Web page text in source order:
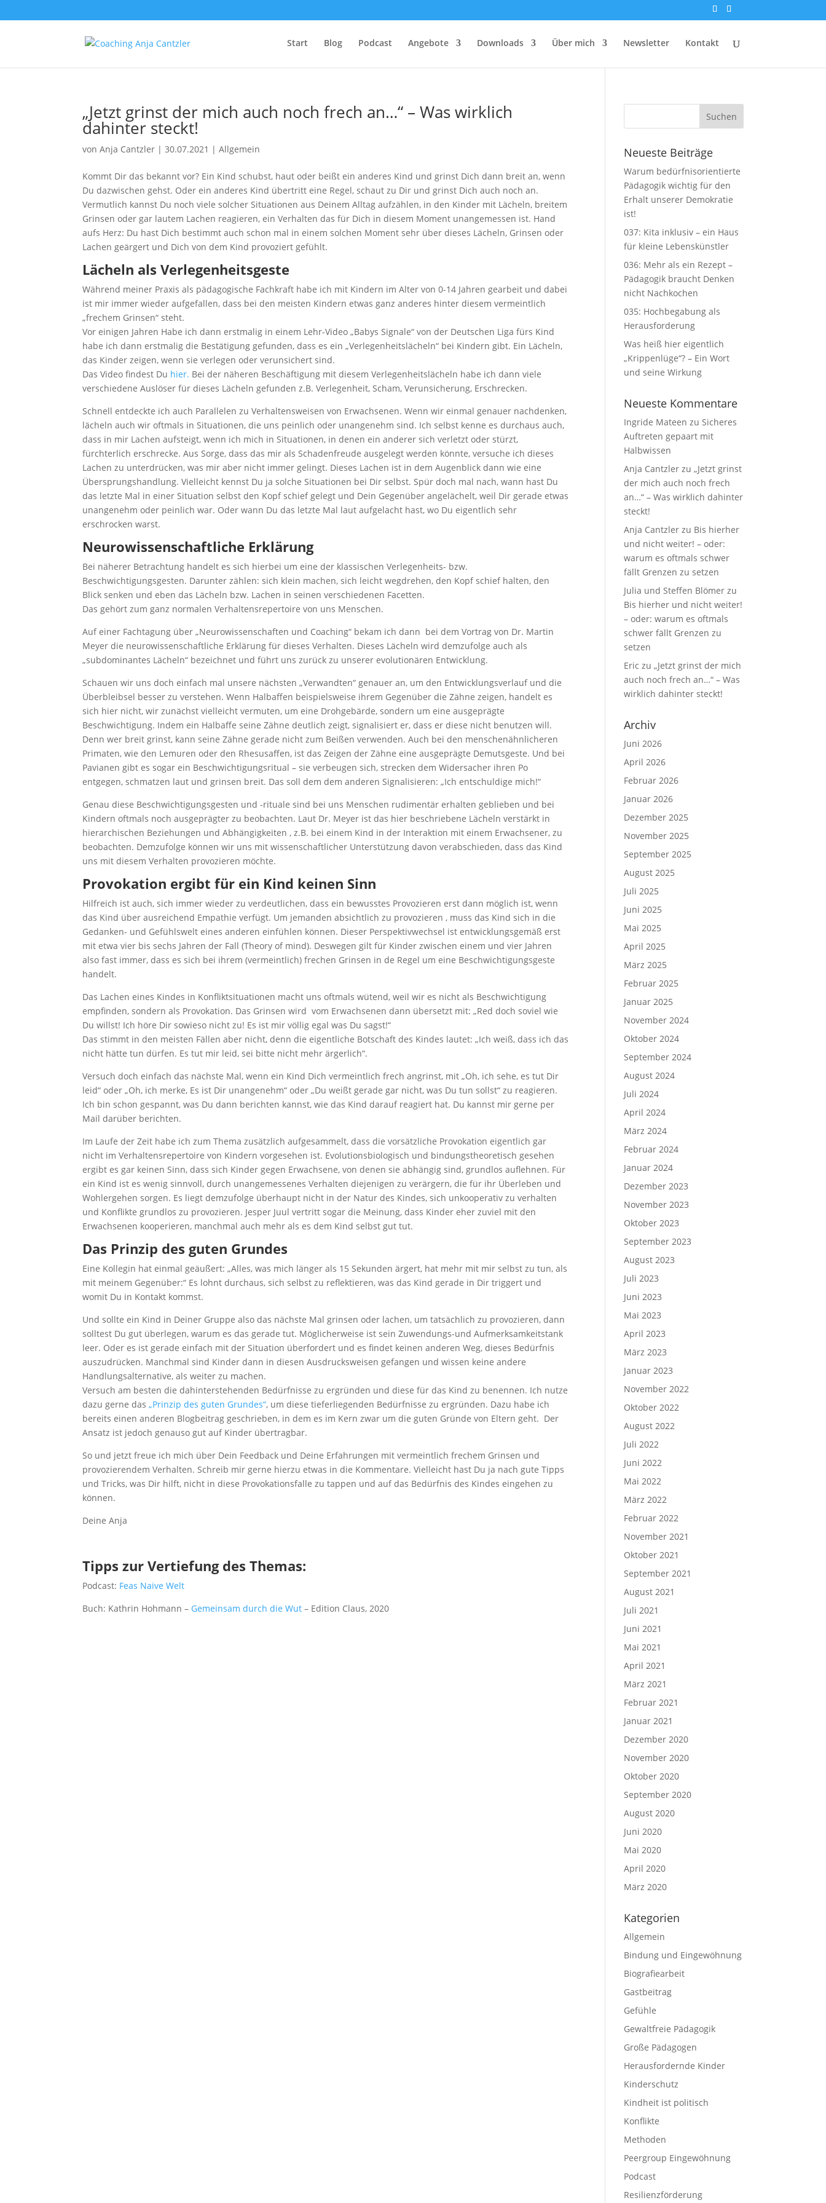
Start Blog Podcast Angebote Downloads Über mich Newsletter Kontakt
„Jetzt grinst der mich auch noch frech an…“ – Was wirklich
dahinter steckt!
vonAnja Cantzler |30.07.2021 |Allgemein
Kommt Dir das bekannt vor? Ein Kind schubst, haut oder beißt ein anderes Kind und grinst Dich dann breit an, wenn
Du dazwischen gehst. Oder ein anderes Kind übertritt eine Regel, schaut zu Dir und grinst Dich auch noch an.
Vermutlich kannst Du noch viele solcher Situationen aus Deinem Alltag aufzählen, in den Kinder mit Lächeln, breitem
Grinsen oder gar lautem Lachen reagieren, ein Verhalten das für Dich in diesem Moment unangemessen ist. Hand
aufs Herz: Du hast Dich bestimmt auch schon mal in einem solchen Moment sehr über dieses Lächeln, Grinsen oder
Lachen geärgert und Dich von dem Kind provoziert gefühlt.
Lächeln als Verlegenheitsgeste
Während meiner Praxis als pädagogische Fachkraft habe ich mit Kindern im Alter von 0-14 Jahren gearbeit und dabei
ist mir immer wieder aufgefallen, dass bei den meisten Kindern etwas ganz anderes hinter diesem vermeintlich
„frechem Grinsen“ steht.
Vor einigen Jahren Habe ich dann erstmalig in einem Lehr-Video „Babys Signale“ von der Deutschen Liga fürs Kind
habe ich dann erstmalig die Bestätigung gefunden, dass es ein „Verlegenheitslächeln“ bei Kindern gibt. Ein Lächeln,
das Kinder zeigen, wenn sie verlegen oder verunsichert sind.
Das Video findest Du hier. Bei der näheren Beschäftigung mit diesem Verlegenheitslächeln habe ich dann viele
verschiedene Auslöser für dieses Lächeln gefunden z.B. Verlegenheit, Scham, Verunsicherung, Erschrecken.
Schnell entdeckte ich auch Parallelen zu Verhaltensweisen von Erwachsenen. Wenn wir einmal genauer nachdenken,
lächeln auch wir oftmals in Situationen, die uns peinlich oder unangenehm sind. Ich selbst kenne es durchaus auch,
dass in mir Lachen aufsteigt, wenn ich mich in Situationen, in denen ein anderer sich verletzt oder stürzt,
fürchterlich erschrecke. Aus Sorge, dass das mir als Schadenfreude ausgelegt werden könnte, versuche ich dieses
Lachen zu unterdrücken, was mir aber nicht immer gelingt. Dieses Lachen ist in dem Augenblick dann wie eine
Übersprungshandlung. Vielleicht kennst Du ja solche Situationen bei Dir selbst. Spür doch mal nach, wann hast Du
das letzte Mal in einer Situation selbst den Kopf schief gelegt und Dein Gegenüber angelächelt, weil Dir gerade etwas
unangenehm oder peinlich war. Oder wann Du das letzte Mal laut aufgelacht hast, wo Du eigentlich sehr
erschrocken warst.
Neurowissenschaftliche Erklärung
Bei näherer Betrachtung handelt es sich hierbei um eine der klassischen Verlegenheits- bzw.
Beschwichtigungsgesten. Darunter zählen: sich klein machen, sich leicht wegdrehen, den Kopf schief halten, den
Blick senken und eben das Lächeln bzw. Lachen in seinen verschiedenen Facetten.
Das gehört zum ganz normalen Verhaltensrepertoire von uns Menschen.
Auf einer Fachtagung über „Neurowissenschaften und Coaching“ bekam ich dann bei dem Vortrag von Dr. Martin
Meyer die neurowissenschaftliche Erklärung für dieses Verhalten. Dieses Lächeln wird demzufolge auch als
„subdominantes Lächeln“ bezeichnet und führt uns zurück zu unserer evolutionären Entwicklung.
Schauen wir uns doch einfach mal unsere nächsten „Verwandten“ genauer an, um den Entwicklungsverlauf und die
Überbleibsel besser zu verstehen. Wenn Halbaffen beispielsweise ihrem Gegenüber die Zähne zeigen, handelt es
sich hier nicht, wir zunächst vielleicht vermuten, um eine Drohgebärde, sondern um eine ausgeprägte
Beschwichtigung. Indem ein Halbaffe seine Zähne deutlich zeigt, signalisiert er, dass er diese nicht benutzen will.
Denn wer breit grinst, kann seine Zähne gerade nicht zum Beißen verwenden. Auch bei den menschenähnlicheren
Primaten, wie den Lemuren oder den Rhesusaffen, ist das Zeigen der Zähne eine ausgeprägte Demutsgeste. Und bei
Pavianen gibt es sogar ein Beschwichtigungsritual – sie verbeugen sich, strecken dem Widersacher ihren Po
entgegen, schmatzen laut und grinsen breit. Das soll dem dem anderen Signalisieren: „Ich entschuldige mich!“
Genau diese Beschwichtigungsgesten und -rituale sind bei uns Menschen rudimentär erhalten geblieben und bei
Kindern oftmals noch ausgeprägter zu beobachten. Laut Dr. Meyer ist das hier beschriebene Lächeln verstärkt in
hierarchischen Beziehungen und Abhängigkeiten , z.B. bei einem Kind in der Interaktion mit einem Erwachsener, zu
beobachten. Demzufolge können wir uns mit wissenschaftlicher Unterstützung davon verabschieden, dass das Kind
uns mit diesem Verhalten provozieren möchte.
Provokation ergibt für ein Kind keinen Sinn
Hilfreich ist auch, sich immer wieder zu verdeutlichen, dass ein bewusstes Provozieren erst dann möglich ist, wenn
das Kind über ausreichend Empathie verfügt. Um jemanden absichtlich zu provozieren , muss das Kind sich in die
Gedanken- und Gefühlswelt eines anderen einfühlen können. Dieser Perspektivwechsel ist entwicklungsgemäß erst
mit etwa vier bis sechs Jahren der Fall (Theory of mind). Deswegen gilt für Kinder zwischen einem und vier Jahren
also fast immer, dass es sich bei ihrem (vermeintlich) frechen Grinsen in de Regel um eine Beschwichtigungsgeste
handelt.
Das Lachen eines Kindes in Konfliktsituationen macht uns oftmals wütend, weil wir es nicht als Beschwichtigung
empfinden, sondern als Provokation. Das Grinsen wird vom Erwachsenen dann übersetzt mit: „Red doch soviel wie
Du willst! Ich höre Dir sowieso nicht zu! Es ist mir völlig egal was Du sagst!“
Das stimmt in den meisten Fällen aber nicht, denn die eigentliche Botschaft des Kindes lautet: „Ich weiß, dass ich das
nicht hätte tun dürfen. Es tut mir leid, sei bitte nicht mehr ärgerlich“.
Versuch doch einfach das nächste Mal, wenn ein Kind Dich vermeintlich frech angrinst, mit „Oh, ich sehe, es tut Dir
leid“ oder „Oh, ich merke, Es ist Dir unangenehm“ oder „Du weißt gerade gar nicht, was Du tun sollst“ zu reagieren.
Ich bin schon gespannt, was Du dann berichten kannst, wie das Kind darauf reagiert hat. Du kannst mir gerne per
Mail darüber berichten.
Im Laufe der Zeit habe ich zum Thema zusätzlich aufgesammelt, dass die vorsätzliche Provokation eigentlich gar
nicht im Verhaltensrepertoire von Kindern vorgesehen ist. Evolutionsbiologisch und bindungstheoretisch gesehen
ergibt es gar keinen Sinn, dass sich Kinder gegen Erwachsene, von denen sie abhängig sind, grundlos auflehnen. Für
ein Kind ist es wenig sinnvoll, durch unangemessenes Verhalten diejenigen zu verärgern, die für ihr Überleben und
Wohlergehen sorgen. Es liegt demzufolge überhaupt nicht in der Natur des Kindes, sich unkooperativ zu verhalten
und Konflikte grundlos zu provozieren. Jesper Juul vertritt sogar die Meinung, dass Kinder eher zuviel mit den
Erwachsenen kooperieren, manchmal auch mehr als es dem Kind selbst gut tut.
Das Prinzip des guten Grundes
Eine Kollegin hat einmal geäußert: „Alles, was mich länger als 15 Sekunden ärgert, hat mehr mit mir selbst zu tun, als
mit meinem Gegenüber:“ Es lohnt durchaus, sich selbst zu reflektieren, was das Kind gerade in Dir triggert und
womit Du in Kontakt kommst.
Und sollte ein Kind in Deiner Gruppe also das nächste Mal grinsen oder lachen, um tatsächlich zu provozieren, dann
solltest Du gut überlegen, warum es das gerade tut. Möglicherweise ist sein Zuwendungs-und Aufmerksamkeitstank
leer. Oder es ist gerade einfach mit der Situation überfordert und es findet keinen anderen Weg, dieses Bedürfnis
auszudrücken. Manchmal sind Kinder dann in diesen Ausdrucksweisen gefangen und wissen keine andere
Handlungsalternative, als weiter zu machen.
Versuch am besten die dahinterstehenden Bedürfnisse zu ergründen und diese für das Kind zu benennen. Ich nutze
dazu gerne das„Prinzip des guten Grundes“, um diese tieferliegenden Bedürfnisse zu ergründen. Dazu habe ich
bereits einen anderen Blogbeitrag geschrieben, in dem es im Kern zwar um die guten Gründe von Eltern geht. Der
Ansatz ist jedoch genauso gut auf Kinder übertragbar.
So und jetzt freue ich mich über Dein Feedback und Deine Erfahrungen mit vermeintlich frechem Grinsen und
provozierendem Verhalten. Schreib mir gerne hierzu etwas in die Kommentare. Vielleicht hast Du ja nach gute Tipps
und Tricks, was Dir hilft, nicht in diese Provokationsfalle zu tappen und auf das Bedürfnis des Kindes eingehen zu
können.
Deine Anja
Tipps zur Vertiefung des Themas:
Podcast: Feas Naive Welt
Buch: Kathrin Hohmann – Gemeinsam durch die Wut – Edition Claus, 2020
Neueste Beiträge
Warum bedürfnisorientierte
Pädagogik wichtig für den
Erhalt unserer Demokratie
ist!
037: Kita inklusiv – ein Haus
für kleine Lebenskünstler
036: Mehr als ein Rezept –
Pädagogik braucht Denken
nicht Nachkochen
035: Hochbegabung als
Herausforderung
Was heiß hier eigentlich
„Krippenlüge“? – Ein Wort
und seine Wirkung
Neueste Kommentare
Ingride Mateen zuSicheres
Auftreten gepaart mit
Halbwissen
Anja Cantzler zu„Jetzt grinst
der mich auch noch frech
an…“ – Was wirklich dahinter
steckt!
Anja Cantzler zu Bis hierher
und nicht weiter! – oder:
warum es oftmals schwer
fällt Grenzen zu setzen
Julia und Steffen Blömer zu
Bis hierher und nicht weiter!
– oder: warum es oftmals
schwer fällt Grenzen zu
setzen
Eric zu„Jetzt grinst der mich
auch noch frech an…“ – Was
wirklich dahinter steckt!
Archiv
Juni 2026
April 2026
Februar 2026
Januar 2026
Dezember 2025
November 2025
September 2025
August 2025
Juli 2025
Juni 2025
Mai 2025
April 2025
März 2025
Februar 2025
Januar 2025
November 2024
Oktober 2024
September 2024
August 2024
Juli 2024
April 2024
März 2024
Februar 2024
Januar 2024
Dezember 2023
November 2023
Oktober 2023
September 2023
August 2023
Juli 2023
Juni 2023
Mai 2023
April 2023
März 2023
Januar 2023
November 2022
Oktober 2022
August 2022
Juli 2022
Juni 2022
Mai 2022
März 2022
Februar 2022
November 2021
Oktober 2021
September 2021
August 2021
Juli 2021
Juni 2021
Mai 2021
April 2021
März 2021
Februar 2021
Januar 2021
Dezember 2020
November 2020
Oktober 2020
September 2020
August 2020
Juni 2020
Mai 2020
April 2020
März 2020
Kategorien
Allgemein
Bindung und Eingewöhnung
Biografiearbeit
Gastbeitrag
Gefühle
Gewaltfreie Pädagogik
Große Pädagogen
Herausfordernde Kinder
Kinderschutz
Kindheit ist politisch
Konflikte
Methoden
Peergroup Eingewöhnung
Podcast
Resilienzförderung